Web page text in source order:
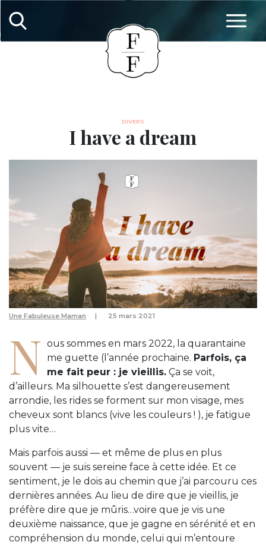
DIVERS
I have a dream
Une Fabuleuse Maman 25 mars 2021
N ous sommes en mars 2022, la quarantaine
me guette (l’année prochaine. Parfois, ça
me fait peur : je vieillis. Ça se voit,
d’ailleurs. Ma silhouette s’est dangereusement
arrondie, les rides se forment sur mon visage, mes
cheveux sont blancs (vive les couleurs ! ), je fatigue
plus vite…
Mais parfois aussi — et même de plus en plus
souvent — je suis sereine face à cette idée. Et ce
sentiment, je le dois au chemin que j’ai parcouru ces
dernières années. Au lieu de dire que je vieillis, je
préfère dire que je mûris…voire que je vis une
deuxième naissance, que je gagne en sérénité et en
compréhension du monde, celui qui m’entoure